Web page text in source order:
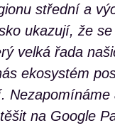
střední a
ukazují, že
velká řada
ekosystém
na Google